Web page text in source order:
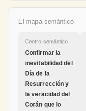
El mapa semántico
Centro semántico
Confirmar la
inevitabilidad del
Día de la
Resurrección y
la veracidad del
Corán que lo